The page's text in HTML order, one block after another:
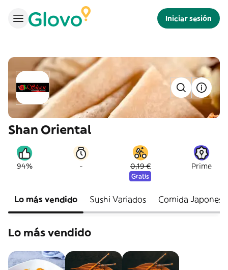
Iniciar sesión
Shan Oriental
94% - 0,19 €
Gratis
Prime
Lo más vendido Sushi Variados Comida Japonesa
Lo más vendido